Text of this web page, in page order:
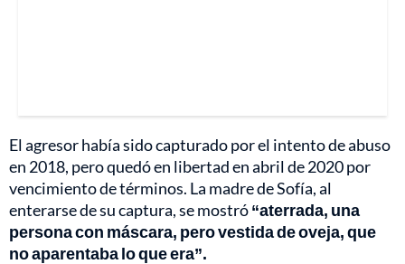
El agresor había sido capturado por el intento de abuso
en 2018, pero quedó en libertad en abril de 2020 por
vencimiento de términos. La madre de Sofía, al
enterarse de su captura, se mostró“aterrada, una
persona con máscara, pero vestida de oveja, que
no aparentaba lo que era”.